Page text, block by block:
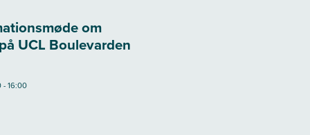
om
UCL Boulevarden
- 16:00